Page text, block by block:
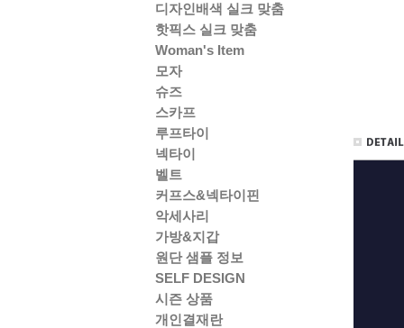
디자인배색 실크 맞춤
핫픽스 실크 맞춤
Woman's Item
모자
슈즈
스카프
루프타이
넥타이
벨트
커프스&넥타이핀
악세사리
가방&지갑
원단 샘플 정보
SELF DESIGN
시즌 상품
개인결재란